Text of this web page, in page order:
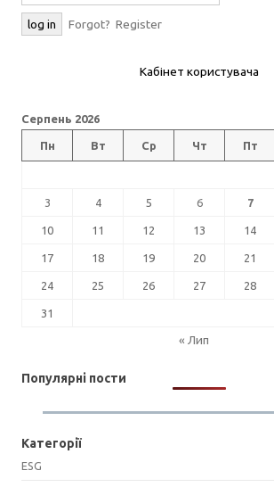
Forgot? Register
Кабінет користувача
Серпень 2026
Пн Вт Ср Чт Пт
3 4 5 6 7
10 11 12 13 14
17 18 19 20 21
24 25 26 27 28
31
« Лип
Популярні пости
Категорії
ESG